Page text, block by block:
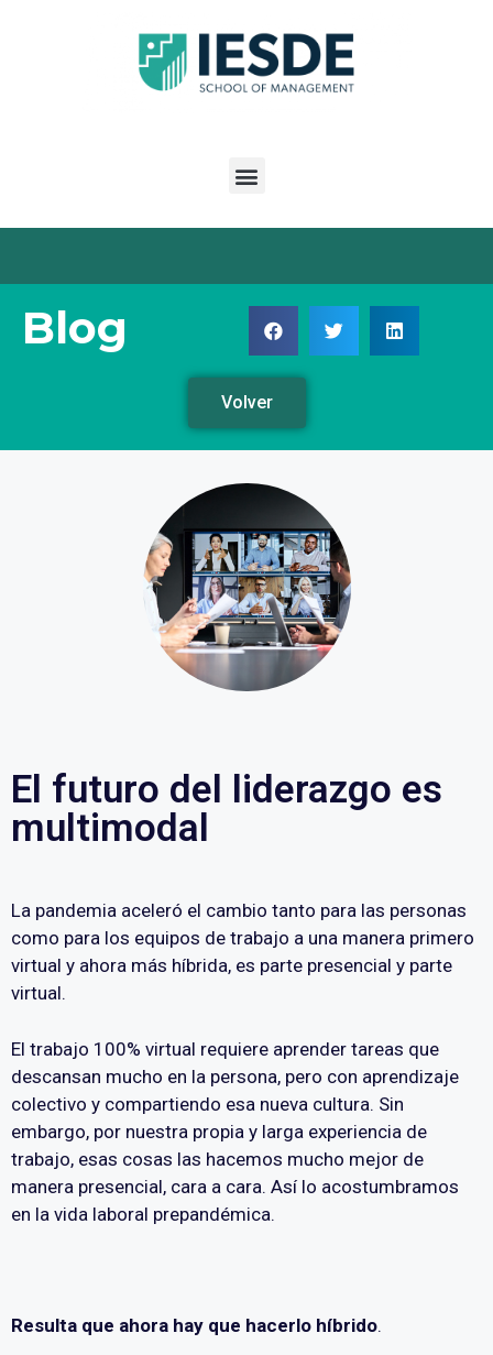
Blog
Volver
El futuro del liderazgo es
multimodal
La pandemia aceleró el cambio tanto para las personas
como para los equipos de trabajo a una manera primero
virtual y ahora más híbrida, es parte presencial y parte
virtual.
El trabajo 100% virtual requiere aprender tareas que
descansan mucho en la persona, pero con aprendizaje
colectivo y compartiendo esa nueva cultura. Sin
embargo, por nuestra propia y larga experiencia de
trabajo, esas cosas las hacemos mucho mejor de
manera presencial, cara a cara. Así lo acostumbramos
en la vida laboral prepandémica.
Resulta que ahora hay que hacerlo híbrido.